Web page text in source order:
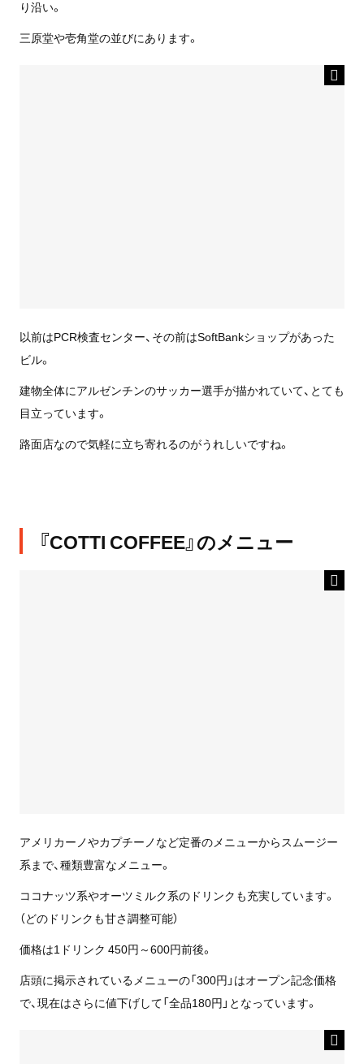
り沿い。
三原堂や壱角堂の並びにあります。
以前はPCR検査センター、その前はSoftBankショップがあった
ビル。
建物全体にアルゼンチンのサッカー選手が描かれていて、とても
目立っています。
路面店なので気軽に立ち寄れるのがうれしいですね。
『COTTI COFFEE』のメニュー
アメリカーノやカプチーノなど定番のメニューからスムージー
系まで、種類豊富なメニュー。
ココナッツ系やオーツミルク系のドリンクも充実しています。
（どのドリンクも甘さ調整可能）
価格は1ドリンク 450円～600円前後。
店頭に掲示されているメニューの「300円」はオープン記念価格
で、現在はさらに値下げして「全品180円」となっています。